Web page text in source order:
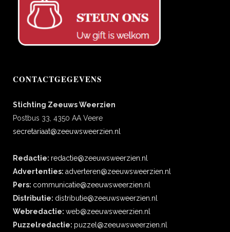
CONTACTGEGEVENS
Stichting Zeeuws Weerzien
Postbus 33, 4350 AA Veere
secretariaat@zeeuwsweerzien.nl
Redactie: redactie@zeeuwsweerzien.nl
Advertenties: adverteren@zeeuwsweerzien.nl
Pers: communicatie@zeeuwsweerzien.nl
Distributie: distributie@zeeuwsweerzien.nl
Webredactie: web@zeeuwsweerzien.nl
Puzzelredactie: puzzel@zeeuwsweerzien.nl